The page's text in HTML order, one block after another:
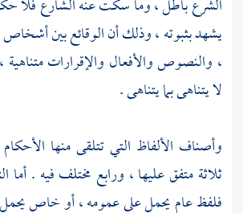
الشرع باطل ، وما سكت عنه الشارع فلا
يشهد بثبوته ، وذلك أن الوقائع بين أشخاص
، والنصوص والأفعال والإقرارات متناهية
لا يتناهى بما يتناهى .
وأصناف الألفاظ التي تتلقى منها
ثلاثة متفق عليها ، ورابع مختلف فيه . أما
فلفظ عام يحمل على عمومه ، أو خاص